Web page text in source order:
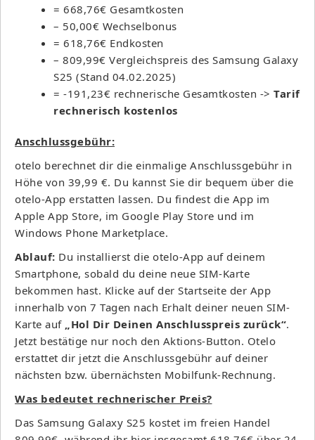
= 668,76€ Gesamtkosten
– 50,00€ Wechselbonus
= 618,76€ Endkosten
– 809,99€ Vergleichspreis des Samsung Galaxy
S25 (Stand 04.02.2025)
= -191,23€ rechnerische Gesamtkosten -> Tarif
rechnerisch kostenlos
Anschlussgebühr:
otelo berechnet dir die einmalige Anschlussgebühr in
Höhe von 39,99 €. Du kannst Sie dir bequem über die
otelo-App erstatten lassen. Du findest die App im
Apple App Store, im Google Play Store und im
Windows Phone Marketplace.
Ablauf: Du installierst die otelo-App auf deinem
Smartphone, sobald du deine neue SIM-Karte
bekommen hast. Klicke auf der Startseite der App
innerhalb von 7 Tagen nach Erhalt deiner neuen SIM-
Karte auf
„Hol Dir Deinen Anschlusspreis zurück“.
Jetzt bestätige nur noch den Aktions-Button. Otelo
erstattet dir jetzt die Anschlussgebühr auf deiner
nächsten bzw. übernächsten Mobilfunk-Rechnung.
Was bedeutet rechnerischer Preis?
Das Samsung Galaxy S25 kostet im freien Handel